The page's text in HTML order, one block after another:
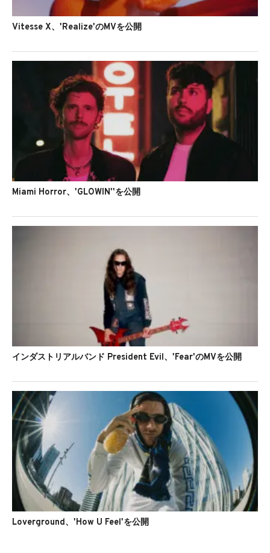
Vitesse X、'Realize'のMVを公開
Miami Horror、'GLOWIN''を公開
インダストリアルバンド President Evil、'Fear'のMVを公開
Loverground、'How U Feel'を公開